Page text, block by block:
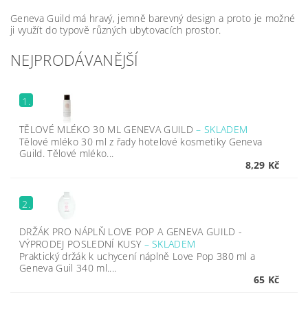
Geneva Guild má hravý, jemně barevný design a proto je možné
ji využít do typově různých ubytovacích prostor.
NEJPRODÁVANĚJŠÍ
1.
TĚLOVÉ MLÉKO 30 ML GENEVA GUILD–SKLADEM
Tělové mléko 30 ml z řady hotelové kosmetiky Geneva
Guild. Tělové mléko...
8,29 Kč
2.
DRŽÁK PRO NÁPLŇ LOVE POP A GENEVA GUILD -
VÝPRODEJ POSLEDNÍ KUSY –SKLADEM
Praktický držák k uchycení náplně Love Pop 380 ml a
Geneva Guil 340 ml....
65 Kč